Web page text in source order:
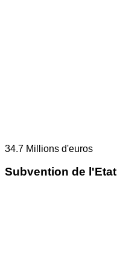
34.7 Millions d'euros
Subvention de l'Etat